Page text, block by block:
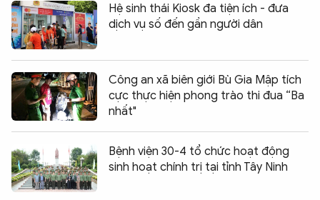
Hệ sinh thái Kiosk đa tiện ích - đưa
dịch vụ số đến gần người dân
Công an xã biên giới Bù Gia Mập tích
cực thực hiện phong trào thi đua “Ba
nhất"
Bệnh viện 30-4 tổ chức hoạt động
sinh hoạt chính trị tại tỉnh Tây Ninh